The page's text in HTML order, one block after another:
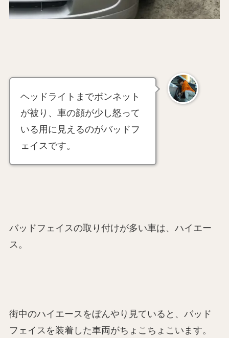
ヘッドライトまでボンネット
が被り、車の顔が少し怒って
いる用に見えるのがバッドフ
ェイスです。
バッドフェイスの取り付けが多い車は、ハイエー
ス。
街中のハイエースをぼんやり見ていると、バッド
フェイスを装着した車両がちょこちょこいます。